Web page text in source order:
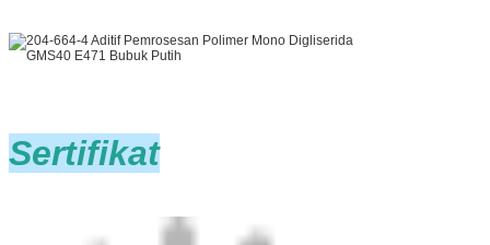
Sertifikat